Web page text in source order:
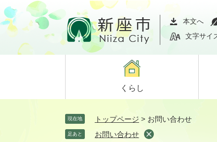
ペ
ー
ジ
メ
ニ
ュ
て
本文へ
文字サイ
くらし
現在地 トップページ > お問い合わせ
足あと お問い合わせ